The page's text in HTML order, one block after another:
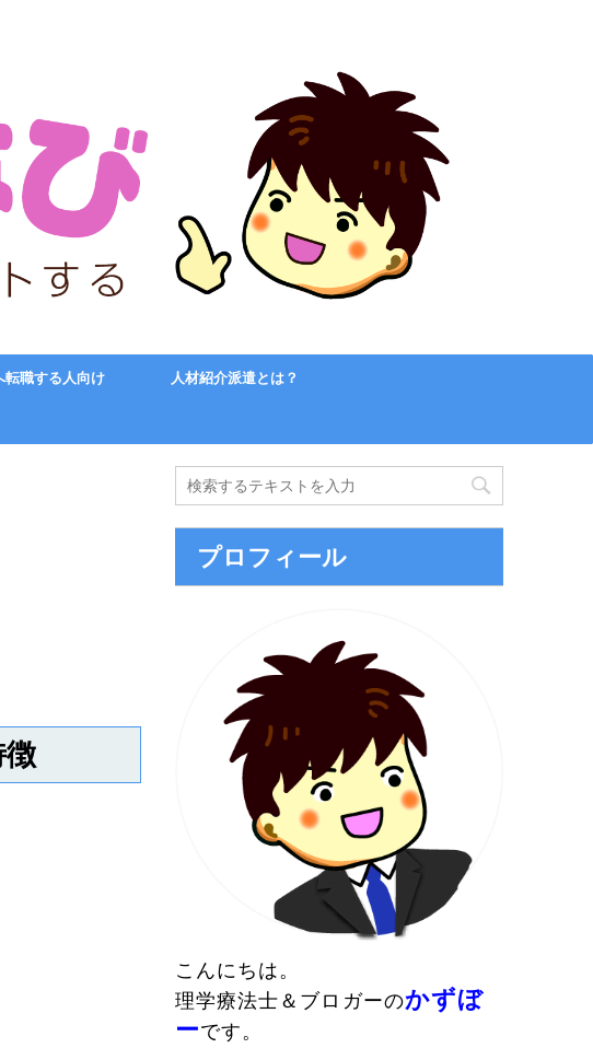
転職する人向け 人材紹介派遣とは？
徴
プロフィール
こんにちは。
理学療法士＆ブロガーのかずぼ
ーです。